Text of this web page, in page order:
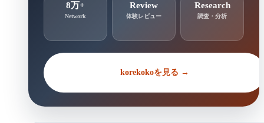
8万+
Network
Review
体験レビュー
Research
調査・分析
korekokoを見る →